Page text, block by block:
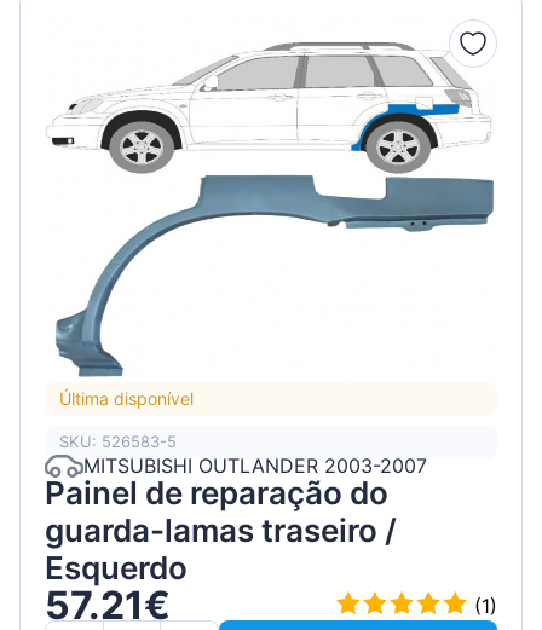
Última disponível
SKU: 526583-5
MITSUBISHI OUTLANDER 2003-2007
Painel de reparação do
guarda-lamas traseiro /
Esquerdo
57.21€
(1)